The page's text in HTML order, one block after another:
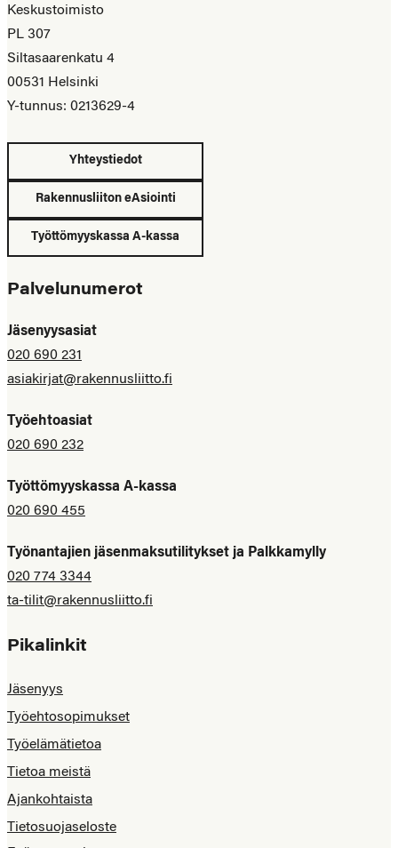
Keskustoimisto
PL 307
Siltasaarenkatu 4
00531 Helsinki
Y-tunnus: 0213629-4
Yhteystiedot
Rakennusliiton eAsiointi
Työttömyyskassa A-kassa
Palvelunumerot
Jäsenyysasiat
020 690 231
asiakirjat@rakennusliitto.fi
Työehtoasiat
020 690 232
Työttömyyskassa A-kassa
020 690 455
Työnantajien jäsenmaksutilitykset ja Palkkamylly
020 774 3344
ta-tilit@rakennusliitto.fi
Pikalinkit
Jäsenyys
Työehtosopimukset
Työelämätietoa
Tietoa meistä
Ajankohtaista
Tietosuojaseloste